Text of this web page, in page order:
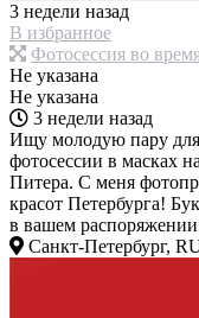
3 недели назад
В избранное
Фотосессия во
Не указана
Не указана
3 недели назад
Ищу молодую пару
фотосессии в масках
Питера. С меня
красот Петербурга!
в вашем
Санкт-Петербург,